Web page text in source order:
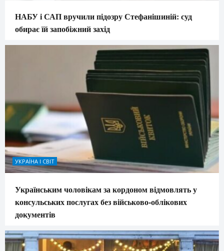
НАБУ і САП вручили підозру Стефанішиній: суд
обирає їй запобіжний захід
УКРАЇНА І СВІТ
Українським чоловікам за кордоном відмовлять у
консульських послугах без військово-облікових
документів